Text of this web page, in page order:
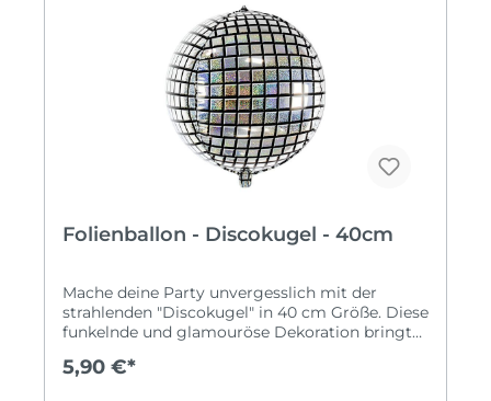
Folienballon - Discokugel - 40cm
Mache deine Party unvergesslich mit der
strahlenden "Discokugel" in 40 cm Größe. Diese
funkelnde und glamouröse Dekoration bringt
Hause.Glamouröses Design: Die Discokugel
5,90 €*